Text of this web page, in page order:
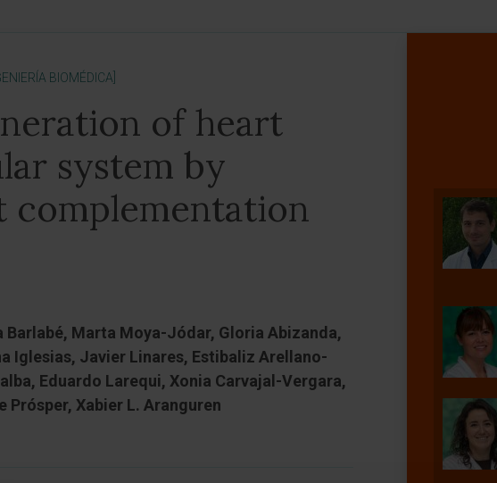
BIOMÉDICA]
of heart
system by
complementation
Barlabé, Marta Moya-Jódar, Gloria Abizanda,
Iglesias, Javier Linares, Estibaliz Arellano-
Eduardo Larequi, Xonia Carvajal-Vergara,
Prósper, Xabier L. Aranguren